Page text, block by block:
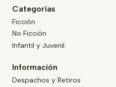
Categorías
Ficción
No Ficción
Infantil y Juvenil
Información
Despachos y Retiros